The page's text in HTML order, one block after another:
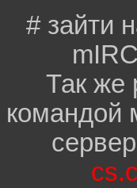
# зайти
Так же
командой